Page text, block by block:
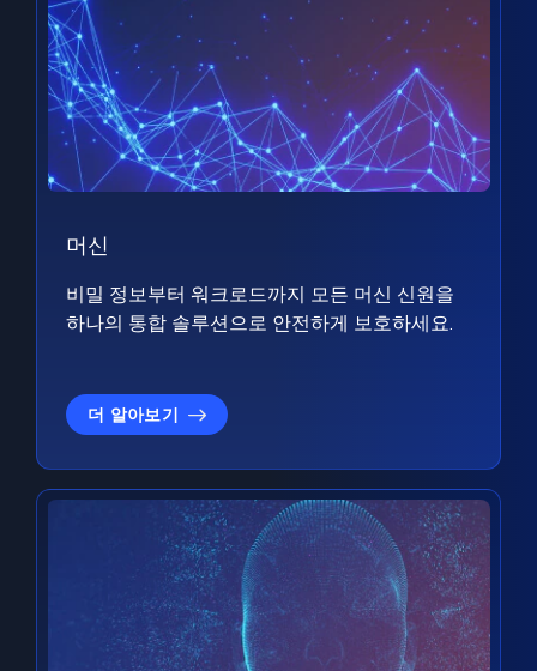
머신
비밀 정보부터 워크로드까지 모든 머신 신원을
하나의 통합 솔루션으로 안전하게 보호하세요.
더 알아보기